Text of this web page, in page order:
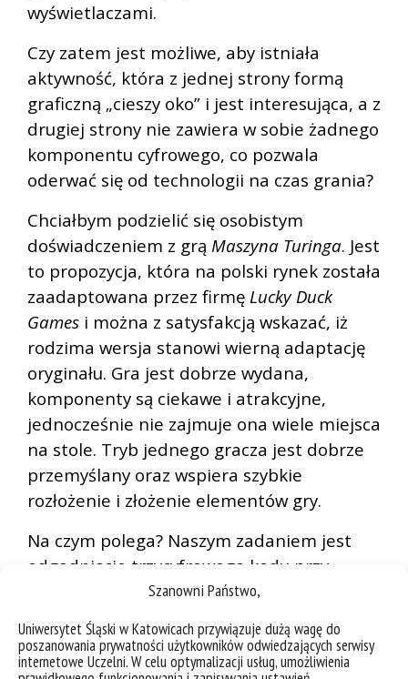
Szanowni Państwo,
Uniwersytet Śląski w Katowicach przywiązuje dużą wagę do
poszanowania prywatności użytkowników odwiedzających serwisy
internetowe Uczelni. W celu optymalizacji usług, umożliwienia
wyświetlaczami.
Czy zatem jest możliwe, aby istniała
aktywność, która z jednej strony formą
graficzną „cieszy oko” i jest interesująca, a z
drugiej strony nie zawiera w sobie żadnego
komponentu cyfrowego, co pozwala
oderwać się od technologii na czas grania?
Chciałbym podzielić się osobistym
doświadczeniem z grą Maszyna Turinga. Jest
to propozycja, która na polski rynek została
zaadaptowana przez firmę Lucky Duck
Games i można z satysfakcją wskazać, iż
rodzima wersja stanowi wierną adaptację
oryginału. Gra jest dobrze wydana,
komponenty są ciekawe i atrakcyjne,
jednocześnie nie zajmuje ona wiele miejsca
na stole. Tryb jednego gracza jest dobrze
przemyślany oraz wspiera szybkie
rozłożenie i złożenie elementów gry.
Na czym polega? Naszym zadaniem jest
odgadnięcie trzycyfrowego kodu przy
pomocy zestawu weryfikatorów, które
pozwalają nam na uzyskanie odpowiedzi,
co do naszych typów. Gra wykorzystuje w
tym miejscu bardzo zmyślny mechanizm